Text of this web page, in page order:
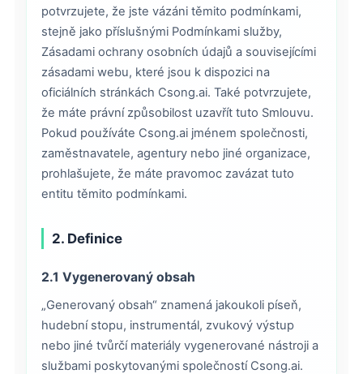
potvrzujete, že jste vázáni těmito podmínkami,
stejně jako příslušnými Podmínkami služby,
Zásadami ochrany osobních údajů a souvisejícími
zásadami webu, které jsou k dispozici na
oficiálních stránkách Csong.ai. Také potvrzujete,
že máte právní způsobilost uzavřít tuto Smlouvu.
Pokud používáte Csong.ai jménem společnosti,
zaměstnavatele, agentury nebo jiné organizace,
prohlašujete, že máte pravomoc zavázat tuto
entitu těmito podmínkami.
2. Definice
2.1 Vygenerovaný obsah
„Generovaný obsah“ znamená jakoukoli píseň,
hudební stopu, instrumentál, zvukový výstup
nebo jiné tvůrčí materiály vygenerované nástroji a
službami poskytovanými společností Csong.ai.